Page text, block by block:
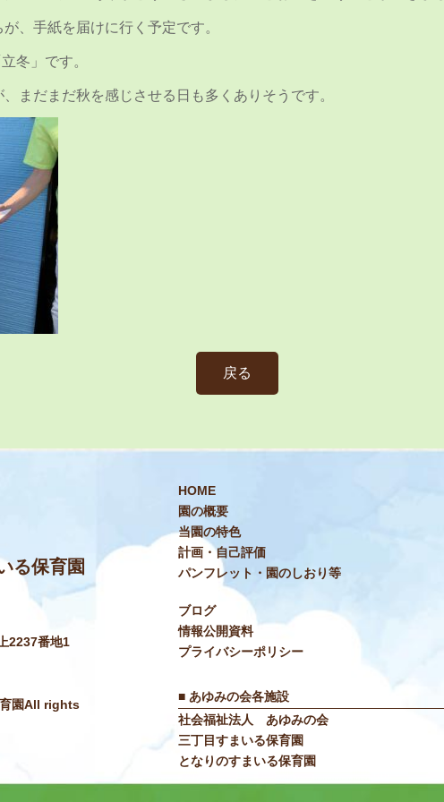
、手紙を届けに行く予定です。
冬」です。
まだまだ秋を感じさせる日も多くありそうです。
戻る
る保育園
2237番地1
園All rights
HOME
園の概要
当園の特色
計画・自己評価
パンフレット・園のしおり等
ブログ
情報公開資料
プライバシーポリシー
■ あゆみの会各施設
社会福祉法人 あゆみの会
三丁目すまいる保育園
となりのすまいる保育園